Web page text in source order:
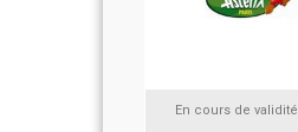
En cours de validité